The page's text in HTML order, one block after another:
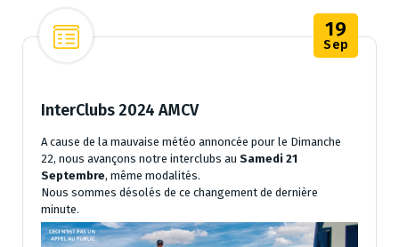
19
Sep
InterClubs 2024 AMCV
A cause de la mauvaise météo annoncée pour le Dimanche
22, nous avançons notre interclubs au Samedi 21
Septembre, même modalités.
Nous sommes désolés de ce changement de dernière
minute.